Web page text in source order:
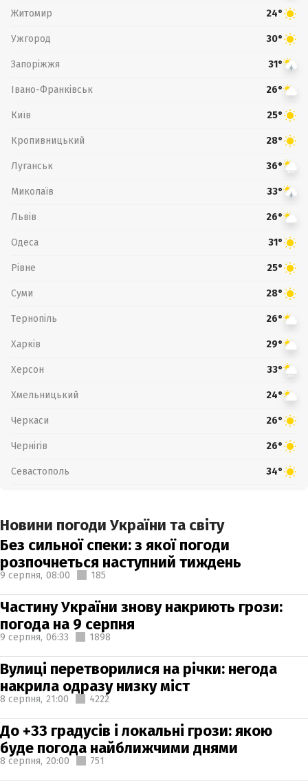
Житомир 24°
Ужгород 30°
Запоріжжя 31°
Івано-Франківськ 26°
Київ 25°
Кропивницький 28°
Луганськ 36°
Миколаїв 33°
Львів 26°
Одеса 31°
Рівне 25°
Суми 28°
Тернопіль 26°
Харків 29°
Херсон 33°
Хмельницький 24°
Черкаси 26°
Чернігів 26°
Севастополь 34°
Новини погоди України та світу
Без сильної спеки: з якої погоди
розпочнеться наступний тиждень
9 серпня, 08:00 185
Частину України знову накриють грози:
погода на 9 серпня
9 серпня, 06:33 1898
Вулиці перетворилися на річки: негода
накрила одразу низку міст
8 серпня, 21:00 4222
До +33 градусів і локальні грози: якою
буде погода найближчими днями
8 серпня, 20:00 751